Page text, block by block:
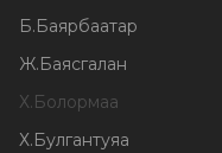
Б.Баярбаатар
Ж.Баясгалан
Х.Болормаа
Х.Булгантуяа